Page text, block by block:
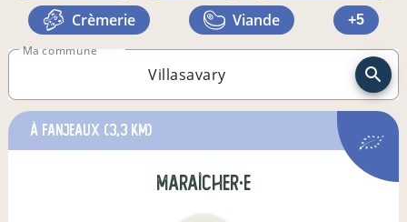
crèmerie
viande +5
Ma commune
à Fanjeaux (3,3 km)
maraîcher·e